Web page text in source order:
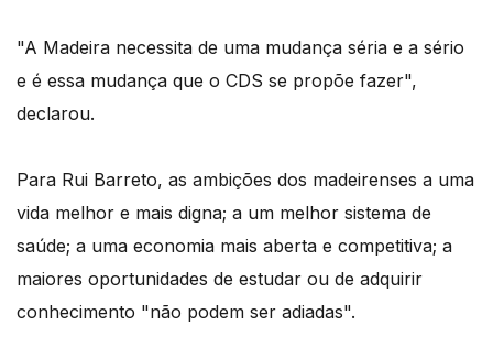
"A Madeira necessita de uma mudança séria e a sério
e é essa mudança que o CDS se propõe fazer",
declarou.
Para Rui Barreto, as ambições dos madeirenses a uma
vida melhor e mais digna; a um melhor sistema de
saúde; a uma economia mais aberta e competitiva; a
maiores oportunidades de estudar ou de adquirir
conhecimento "não podem ser adiadas".